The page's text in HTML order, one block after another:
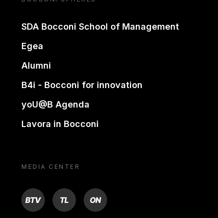
SDA Bocconi School of Management
Egea
Alumni
B4i - Bocconi for innovation
yoU@B Agenda
Lavora in Bocconi
MEDIA CENTER
BTV TL ON